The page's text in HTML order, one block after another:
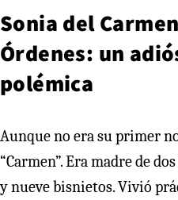
Sonia del
Órdenes: un
polémica
Aunque no era su primer
“Carmen”. Era madre de
y nueve bisnietos. Vivió